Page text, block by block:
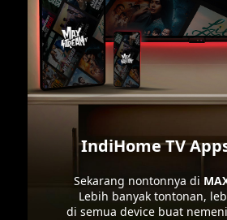
IndiHome TV
Sekarang nontonnya di
Lebih banyak tontonan,
di semua device buat